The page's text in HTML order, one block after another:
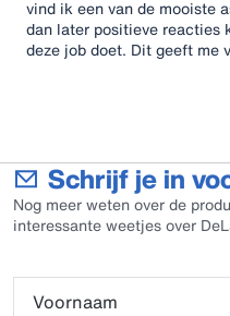
vind ik een van de mooiste
dan later positieve reacties
deze job doet. Dit geeft me
Schrijf je in
Nog meer weten over de
interessante weetjes over
Voornaam